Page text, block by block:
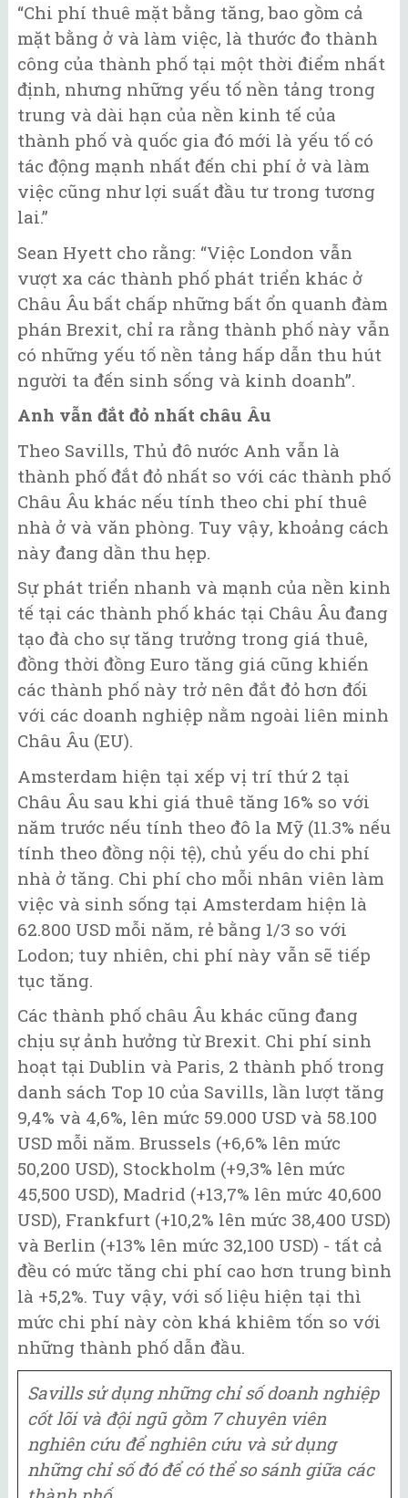
“Chi phí thuê mặt bằng tăng, bao gồm cả
mặt bằng ở và làm việc, là thước đo thành
công của thành phố tại một thời điểm nhất
định, nhưng những yếu tố nền tảng trong
trung và dài hạn của nền kinh tế của
thành phố và quốc gia đó mới là yếu tố có
tác động mạnh nhất đến chi phí ở và làm
việc cũng như lợi suất đầu tư trong tương
lai.”
Sean Hyett cho rằng: “Việc London vẫn
vượt xa các thành phố phát triển khác ở
Châu Âu bất chấp những bất ổn quanh đàm
phán Brexit, chỉ ra rằng thành phố này vẫn
có những yếu tố nền tảng hấp dẫn thu hút
người ta đến sinh sống và kinh doanh”.
Anh vẫn đắt đỏ nhất châu Âu
Theo Savills, Thủ đô nước Anh vẫn là
thành phố đắt đỏ nhất so với các thành phố
Châu Âu khác nếu tính theo chi phí thuê
nhà ở và văn phòng. Tuy vậy, khoảng cách
này đang dần thu hẹp.
Sự phát triển nhanh và mạnh của nền kinh
tế tại các thành phố khác tại Châu Âu đang
tạo đà cho sự tăng trưởng trong giá thuê,
đồng thời đồng Euro tăng giá cũng khiến
các thành phố này trở nên đắt đỏ hơn đối
với các doanh nghiệp nằm ngoài liên minh
Châu Âu (EU).
Amsterdam hiện tại xếp vị trí thứ 2 tại
Châu Âu sau khi giá thuê tăng 16% so với
năm trước nếu tính theo đô la Mỹ (11.3% nếu
tính theo đồng nội tệ), chủ yếu do chi phí
nhà ở tăng. Chi phí cho mỗi nhân viên làm
việc và sinh sống tại Amsterdam hiện là
62.800 USD mỗi năm, rẻ bằng 1/3 so với
Lodon; tuy nhiên, chi phí này vẫn sẽ tiếp
tục tăng.
Các thành phố châu Âu khác cũng đang
chịu sự ảnh hưởng từ Brexit. Chi phí sinh
hoạt tại Dublin và Paris, 2 thành phố trong
danh sách Top 10 của Savills, lần lượt tăng
9,4% và 4,6%, lên mức 59.000 USD và 58.100
USD mỗi năm. Brussels (+6,6% lên mức
50,200 USD), Stockholm (+9,3% lên mức
45,500 USD), Madrid (+13,7% lên mức 40,600
USD), Frankfurt (+10,2% lên mức 38,400 USD)
và Berlin (+13% lên mức 32,100 USD) - tất cả
đều có mức tăng chi phí cao hơn trung bình
là +5,2%. Tuy vậy, với số liệu hiện tại thì
mức chi phí này còn khá khiêm tốn so với
những thành phố dẫn đầu.
Savills sử dụng những chỉ số doanh nghiệp
cốt lõi và đội ngũ gồm 7 chuyên viên
nghiên cứu để nghiên cứu và sử dụng
những chỉ số đó để có thể so sánh giữa các